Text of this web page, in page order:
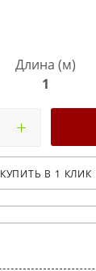
Длина (м)
1
КУПИТЬ В 1 КЛИК